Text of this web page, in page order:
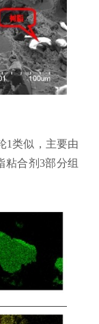
1类似，主要由
粘合剂3部分组